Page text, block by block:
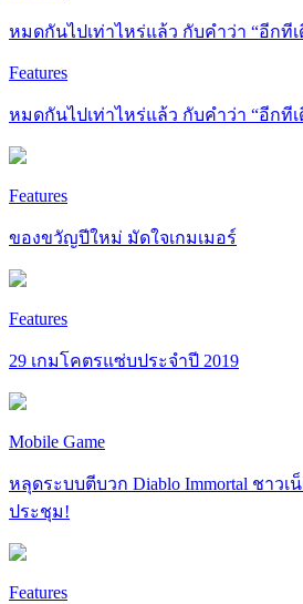
หมดกันไปเท่าไหร่แล้ว กับคำว่า “อีกทีเ
Features
หมดกันไปเท่าไหร่แล้ว กับคำว่า “อีกทีเ
Features
ของขวัญปีใหม่ มัดใจเกมเมอร์
Features
29 เกมโคตรแซ่บประจำปี 2019
Mobile Game
หลุดระบบตีบวก Diablo Immortal ชาว
ประชุม!
Features